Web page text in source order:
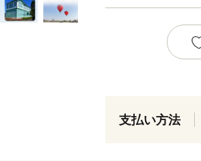
支払い方法